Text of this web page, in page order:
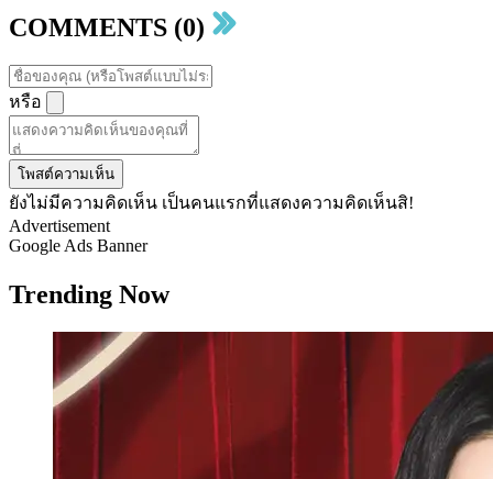
COMMENTS (0)
หรือ
โพสต์ความเห็น
ยังไม่มีความคิดเห็น เป็นคนแรกที่แสดงความคิดเห็นสิ!
Advertisement
Google Ads Banner
Trending Now